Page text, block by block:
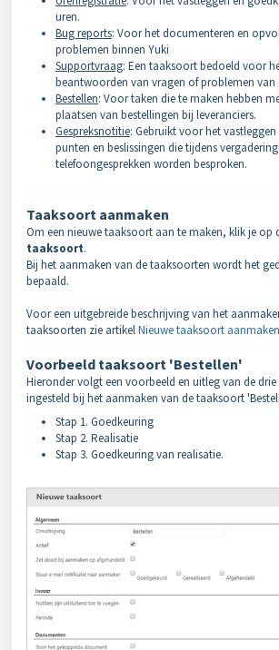
uren.
Bug reports: Voor het documenteren en
problemen binnen Yuki
Supportvraag: Een taaksoort bedoeld voor
beantwoorden van vragen of problemen van
Bestellen: Voor taken die te maken hebben
plaatsen van bestellingen bij leveranciers.
Gespreksnotitie: Gebruikt voor het
punten en beslissingen die tijdens
telefoongesprekken worden besproken.
Taaksoort aanmaken
Om een nieuwe taaksoort aan te maken, klik je op
taaksoort.
Bij het aanmaken van de taaksoorten wordt het
bepaald.
Voor een uitgebreide beschrijving van het
taaksoorten zie artikelNieuwe taaksoort aanmaken
Voorbeeld taaksoort 'Bestellen'
Hieronder volgt een voorbeeld en uitleg van de
ingesteld bij het aanmaken van de taaksoort
Stap 1. Goedkeuring
Stap 2. Realisatie
Stap 3. Goedkeuring van realisatie.